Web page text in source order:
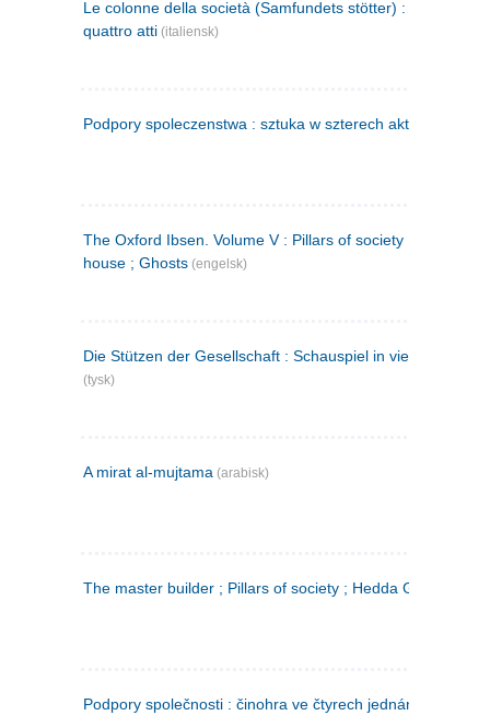
Le colonne della società (Samfundets stötter) : commedia
quattro atti (italiensk)
Podpory spoleczenstwa : sztuka w szterech aktach
The Oxford Ibsen. Volume V : Pillars of society ; A doll's
house ; Ghosts (engelsk)
Die Stützen der Gesellschaft : Schauspiel in vier Aufzügen
(tysk)
A mirat al-mujtama (arabisk)
The master builder ; Pillars of society ; Hedda Gabler
Podpory společnosti : činohra ve čtyrech jednáních